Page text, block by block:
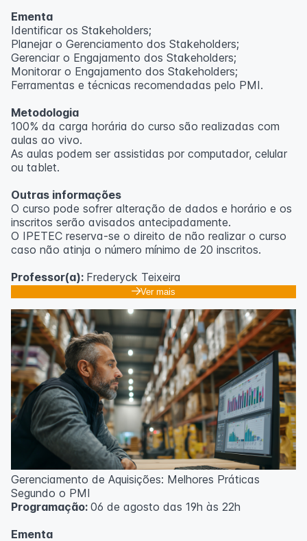
Professor(a):Frederyck Teixeira
Ementa
Identificar os Stakeholders;
Planejar o Gerenciamento dos Stakeholders;
Gerenciar o Engajamento dos Stakeholders;
Monitorar o Engajamento dos Stakeholders;
Ferramentas e técnicas recomendadas pelo PMI.
Metodologia
100% da carga horária do curso são realizadas com
aulas ao vivo.
As aulas podem ser assistidas por computador, celular
ou tablet.
Outras informações
O curso pode sofrer alteração de dados e horário e os
inscritos serão avisados ​​antecipadamente.
O IPETEC reserva-se o direito de não realizar o curso
caso não atinja o número mínimo de 20 inscritos.
Professor(a): Frederyck Teixeira
Ver mais
Gerenciamento de Aquisições: Melhores Práticas
Segundo o PMI
Programação: 06 de agosto das 19h às 22h
Ementa